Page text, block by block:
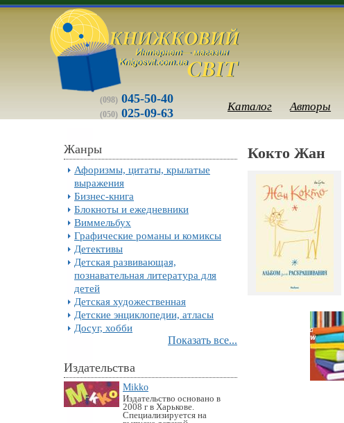
(098) 045-50-40
(050) 025-09-63 Каталог Авторы
Жанры
Афоризмы, цитаты, крылатые
выражения
Бизнес-книга
Блокноты и ежедневники
Виммельбух
Графические романы и комиксы
Детективы
Детская развивающая,
познавательная литература для
детей
Детская художественная
Детские энциклопедии, атласы
Досуг, хобби
Показать все...
Издательства
Mikko
Издательство основано в
2008 г в Харькове.
Специализируется на
Кокто Жан